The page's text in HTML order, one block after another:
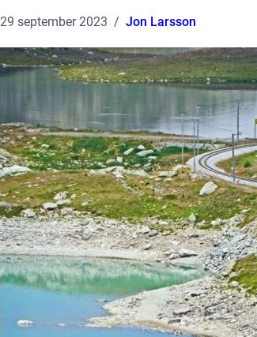
29 september 2023 Jon Larsson